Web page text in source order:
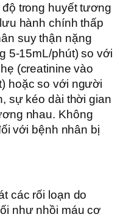
trong huyết tương
hành chính thấp
suy thận nặng
5-15mL/phút) so với
(creatinine vào
hoặc so với người
sự kéo dài thời gian
nhau. Không
với bệnh nhân bị
các rối loạn do
như nhồi máu cơ